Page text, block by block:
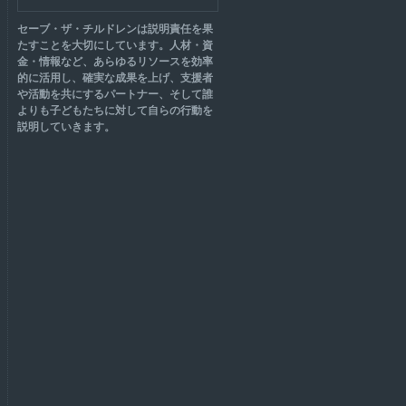
セーブ・ザ・チルドレンは説明責任を果
たすことを大切にしています。人材・資
金・情報など、あらゆるリソースを効率
的に活用し、確実な成果を上げ、支援者
や活動を共にするパートナー、そして誰
よりも子どもたちに対して自らの行動を
説明していきます。